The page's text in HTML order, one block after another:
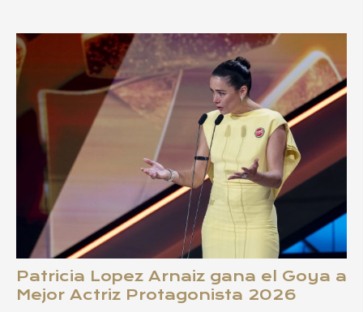
Patricia Lopez Arnaiz gana el Goya a
Mejor Actriz Protagonista 2026